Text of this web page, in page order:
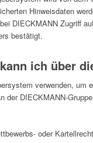
Hinweisdaten
DIECKMANN Zugriff
bestätigt.
ich über
verwenden, um
der DIECKMANN-
oder Kartellrecht